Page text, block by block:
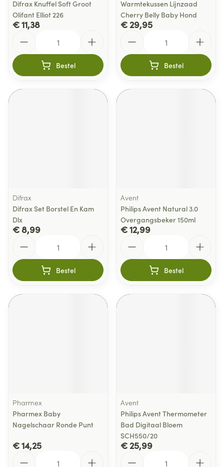
Difrax Knuffel Soft Groot
Olifant Elliot 226
€ 11,38
Bestel
Warmtekussen Lijnzaad
Cherry Belly Baby Hond
€ 29,95
Bestel
Difrax
Difrax Set Borstel En Kam
Dlx
€ 8,99
Bestel
Avent
Philips Avent Natural 3.0
Overgangsbeker 150ml
€ 12,99
Bestel
Pharmex
Pharmex Baby
Nagelschaar Ronde Punt
€ 14,25
Avent
Philips Avent Thermometer
Bad Digitaal Bloem
SCH550/20
€ 25,99